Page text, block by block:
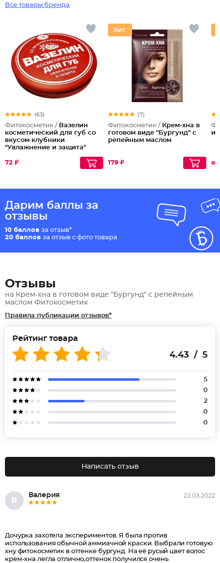
Все товары бренда
(63)
Фитокосметик / Вазелин
косметический для губ со
вкусом клубники
"Увлажнение и защита"
72 ₽
(7)
Фитокосметик / Крем-хна в
готовом виде "Бургунд" с
репейным маслом
179 ₽ от
Дарим баллы за
отзывы
10 баллов за отзыв*
20 баллов за отзыв с фото товара
Отзывы
на Крем-хна в готовом виде "Бургунд" с репейным
маслом Фитокосметик
Правила публикации отзывов*
Рейтинг товара
4.43 / 5
5
0
2
0
0
Написать отзыв
В
Валерия 22.03.2022
Дочурка захотела экспериментов. Я была против
использования обычной аммиачной краски. Выбрали готовую
хну фитокосметик в оттенке бургунд. На её русый цвет волос
крем-хна легла отлично,оттенок получился очень